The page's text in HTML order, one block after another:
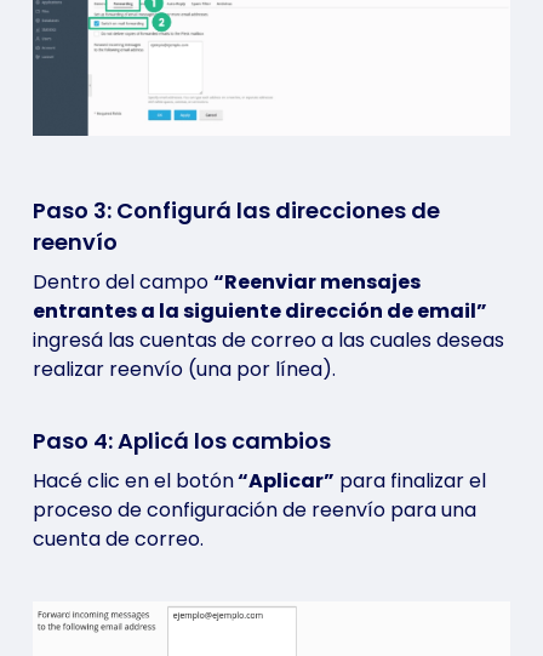
Paso 3: Configurá las direcciones de
reenvío
Dentro del campo“Reenviar mensajes
entrantes a la siguiente dirección de email”
ingresá las cuentas de correo a las cuales deseas
realizar reenvío (una por línea).
Paso 4: Aplicá los cambios
Hacé clic en el botón“Aplicar” para finalizar el
proceso de configuración de reenvío para una
cuenta de correo.